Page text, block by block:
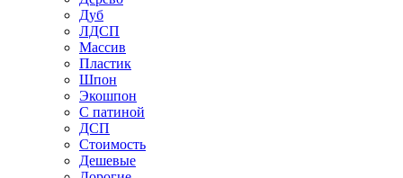
Дуб
ЛДСП
Массив
Пластик
Шпон
Экошпон
С патиной
ДСП
Стоимость
Дешевые